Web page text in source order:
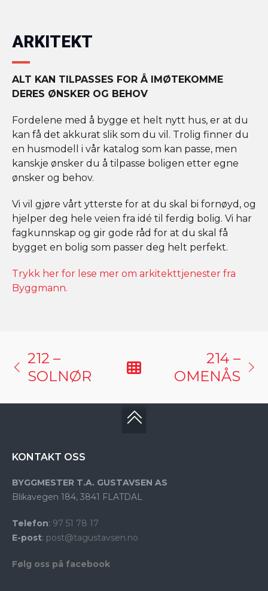
ARKITEKT
ALT KAN TILPASSES FOR Å IMØTEKOMME
DERES ØNSKER OG BEHOV
Fordelene med å bygge et helt nytt hus, er at du
kan få det akkurat slik som du vil. Trolig finner du
en husmodell i vår katalog som kan passe, men
kanskje ønsker du å tilpasse boligen etter egne
ønsker og behov.
Vi vil gjøre vårt ytterste for at du skal bi fornøyd, og
hjelper deg hele veien fra idé til ferdig bolig. Vi har
fagkunnskap og gir gode råd for at du skal få
bygget en bolig som passer deg helt perfekt.
Trykk her for lese mer om arkitekttjenester fra
Byggmann.
212 –
SOLNØR
214 –
OMENÅS
KONTAKT OSS
BYGGMESTER T.A. GUSTAVSEN AS
Blikavegen 184, 3841 FLATDAL
Telefon: 97 51 78 17
E-post: post@tagustavsen.no
Følg oss på facebook